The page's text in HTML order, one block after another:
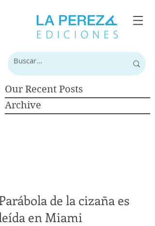
Our Recent Posts
Archive
de la cizaña es
en Miami